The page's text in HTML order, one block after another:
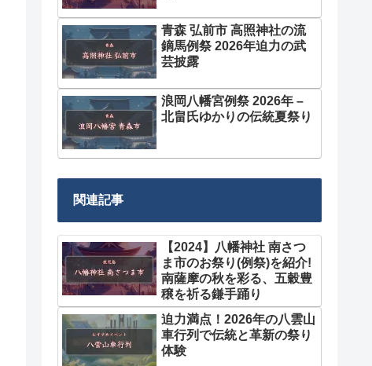
青森 弘前市 高照神社の流
鏑馬例祭 2026年迫力の武
芸披露
浪岡八幡宮例祭 2026年 –
北畠氏ゆかりの伝統夏祭り
関連記事
【2024】八幡神社 南さつ
ま市のお祭り(例祭)を紹介!
南薩摩の秋を彩る、五穀豊
穣を祈る鎌手踊り
迫力満点！2026年の八雲山
車行列で伝統と革新の祭り
体験